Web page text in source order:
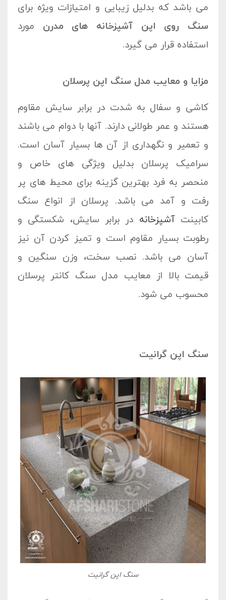
می باشد که بدلیل زیبایی و امتیازات ویژه برای
سنگ روی اپن آشپزخانه های مدرن مورد
استفاده قرار می گیرد.
مزایا و معایب مدل سنگ اپن پرسلان
کاشی و سفال به شدت در برابر سایش مقاوم
هستند و عمر طولانی دارند. آنها با دوام می باشند
و تعمیر و نگهداری از آن ها بسیار آسان است.
سرامیک پرسلان بدلیل ویژگی های خاص و
منحصر به فرد بهترین گزینه برای محیط های پر
رفت و آمد می باشد. پرسلان از انواع سنگ
کابینتآشپزخانه در برابر سایش، شکستگی و
رطوبت بسیار مقاوم است و تمیز کردن آن نیز
آسان می باشد. نصب سخت، وزن سنگین و
قیمت بالا از معایب مدل سنگ کانتر پرسلان
محسوب می شود.
سنگ اپن گرانیت
سنگ اپن گرانیت